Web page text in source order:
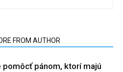
FROM AUTHOR
pomôcť pánom, ktorí majú